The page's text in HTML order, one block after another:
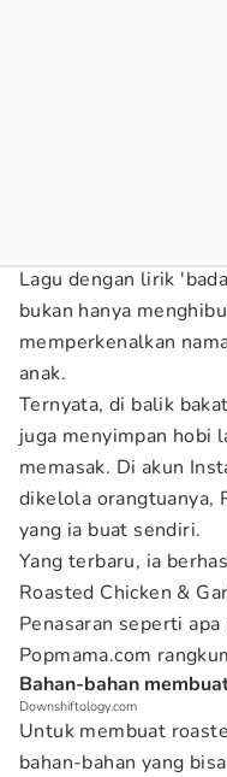
Lagu dengan lirik
bukan hanya
memperkenalkan
anak.
Ternyata, di balik
juga menyimpan hobi
memasak. Di akun
dikelola orangtuanya,
yang ia buat sendiri.
Yang terbaru, ia
Roasted Chicken &
Penasaran seperti
Popmama.com
Bahan-bahan
Downshiftology.com
Untuk membuat
bahan-bahan yang